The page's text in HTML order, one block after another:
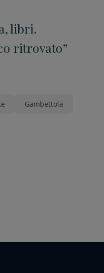
libri.
ritrovato”
Gambettola